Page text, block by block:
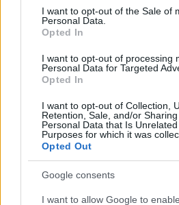
consent section.
I want to opt-out of the Sale of
Personal Data.
Opted In
I want to opt-out of processing
Personal Data for Targeted
Opted In
I want to opt-out of Collection,
Retention, Sale, and/or
Personal Data that Is
Purposes for which it was
Opted Out
Google consents
I want to allow Google to